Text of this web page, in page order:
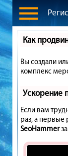
Как
Вы создали
комплекс
Ускорение
Если вам
раз, а первые
SeoHammer